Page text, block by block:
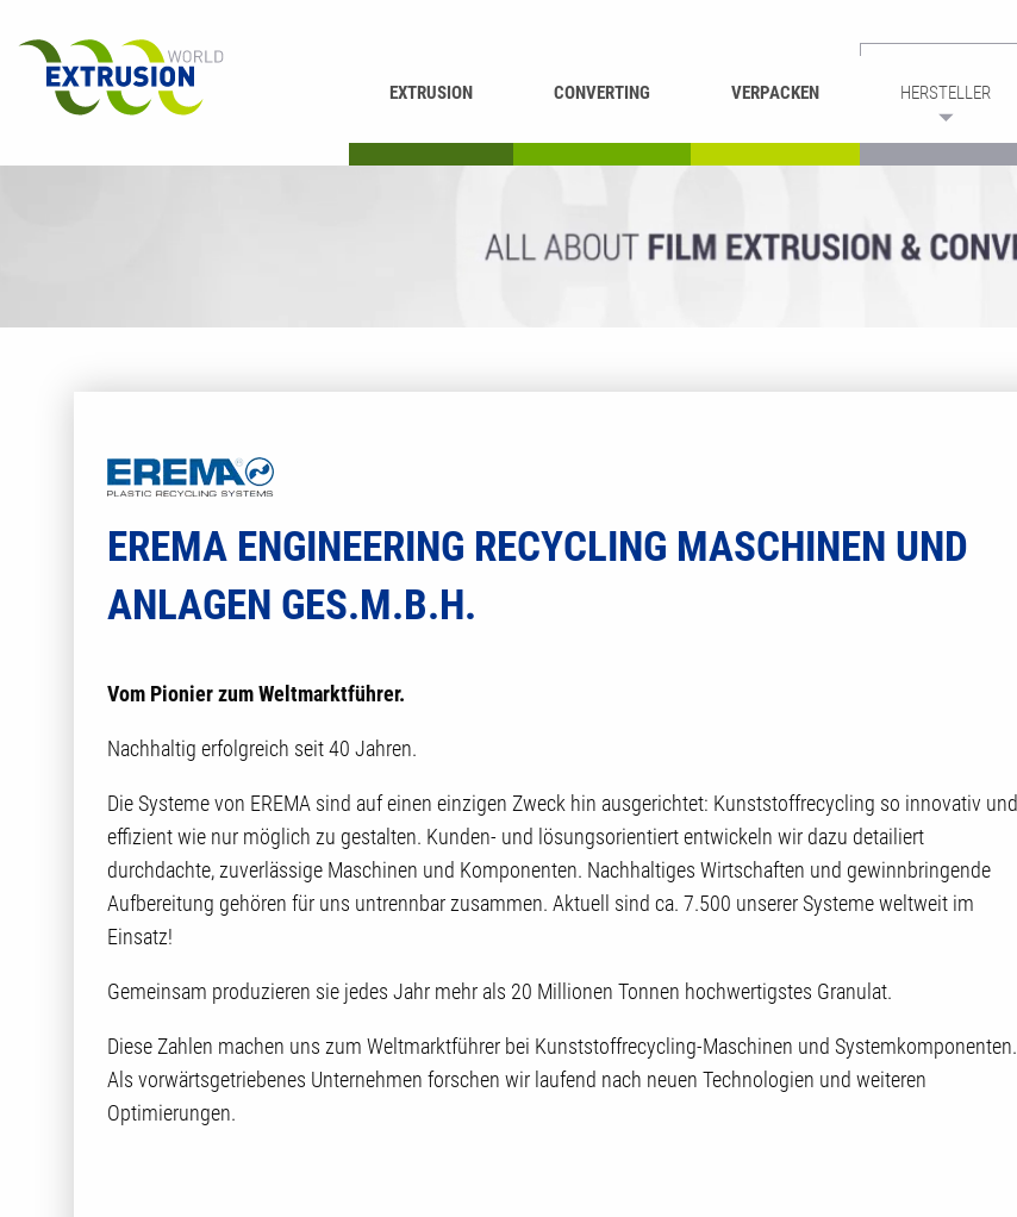
EXTRUSION CONVERTING VERPACKEN HERSTELLER
EREMA ENGINEERING RECYCLING MASCHINEN UND
ANLAGEN GES.M.B.H.
Vom Pionier zum Weltmarktführer.
Nachhaltig erfolgreich seit 40 Jahren.
Die Systeme von EREMA sind auf einen einzigen Zweck hin ausgerichtet: Kunststoffrecycling so innovativ und
effizient wie nur möglich zu gestalten. Kunden- und lösungsorientiert entwickeln wir dazu detailiert
durchdachte, zuverlässige Maschinen und Komponenten. Nachhaltiges Wirtschaften und gewinnbringende
Aufbereitung gehören für uns untrennbar zusammen. Aktuell sind ca. 7.500 unserer Systeme weltweit im
Einsatz!
Gemeinsam produzieren sie jedes Jahr mehr als 20 Millionen Tonnen hochwertigstes Granulat.
Diese Zahlen machen uns zum Weltmarktführer bei Kunststoffrecycling-Maschinen und Systemkomponenten.
Als vorwärtsgetriebenes Unternehmen forschen wir laufend nach neuen Technologien und weiteren
Optimierungen.